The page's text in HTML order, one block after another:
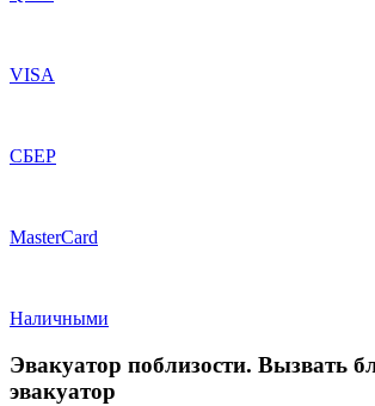
VISA
СБЕР
MasterCard
Наличными
Эвакуатор поблизости. Вызвать
эвакуатор